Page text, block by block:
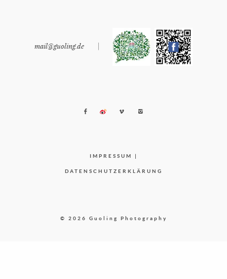
mail@guoling.de |
© 2026 Guoling Photography
IMPRESSUM |
DATENSCHUTZERKLÄRUNG